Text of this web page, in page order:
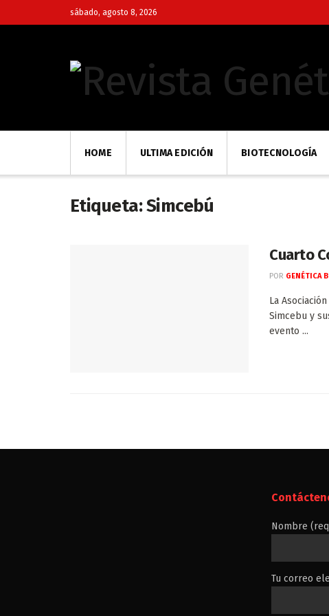
sábado, agosto 8, 2026
HOME ULTIMA EDICIÓN BIOTECNOLOGÍA
Etiqueta:Simcebú
Cuarto
POR GENÉTICA
La
Simcebu y
evento ...
Nombre
Tu correo